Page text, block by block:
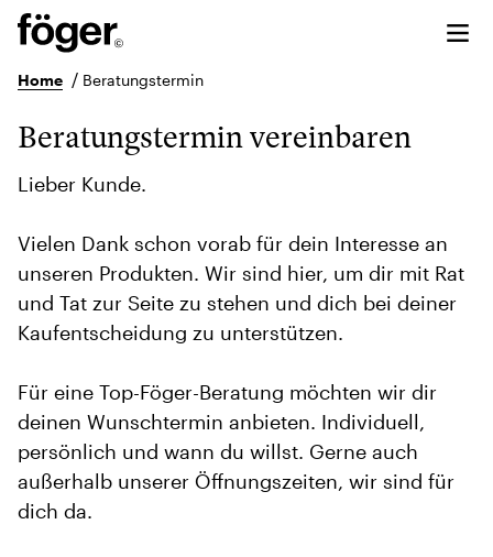
Home / Beratungstermin
Beratungstermin vereinbaren
Lieber Kunde.
Vielen Dank schon vorab für dein Interesse an
unseren Produkten. Wir sind hier, um dir mit Rat
und Tat zur Seite zu stehen und dich bei deiner
Kaufentscheidung zu unterstützen.
Für eine Top-Föger-Beratung möchten wir dir
deinen Wunschtermin anbieten. Individuell,
persönlich und wann du willst. Gerne auch
außerhalb unserer Öffnungszeiten, wir sind für
dich da.